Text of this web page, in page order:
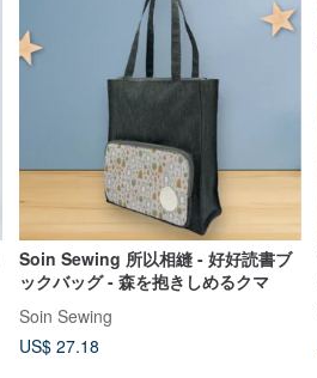
Soin Sewing 所以相縫 - 好好読書ブ
ックバッグ - 森を抱きしめるクマ
Soin Sewing
US$ 27.18